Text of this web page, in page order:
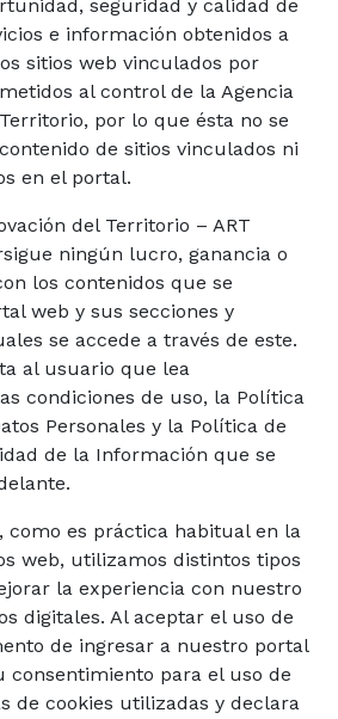
seguridad y calidad de
e información obtenidos a
sitios web vinculados por
al control de la Agencia
por lo que ésta no se
de sitios vinculados ni
en el portal.
del Territorio – ART
ningún lucro, ganancia o
los contenidos que se
web y sus secciones y
se accede a través de este.
al usuario que lea
condiciones de uso, la Política
Personales y la Política de
de la Información que se
como es práctica habitual en la
web, utilizamos distintos tipos
la experiencia con nuestro
digitales. Al aceptar el uso de
de ingresar a nuestro portal
consentimiento para el uso de
de cookies utilizadas y declara